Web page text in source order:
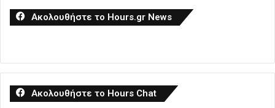
Ακολουθήστε το Hours.gr News
Ακολουθήστε το Hours Chat